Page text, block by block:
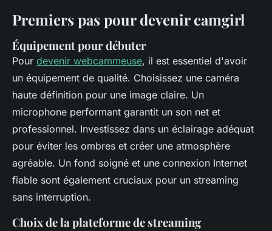
Premiers pas pour devenir camgirl
Équipement pour débuter
Pour devenir webcammeuse, il est essentiel d'avoir
un équipement de qualité. Choisissez une caméra
haute définition pour une image claire. Un
microphone performant garantit un son net et
professionnel. Investissez dans un éclairage adéquat
pour éviter les ombres et créer une atmosphère
agréable. Un fond soigné et une connexion Internet
fiable sont également cruciaux pour un streaming
sans interruption.
Choix de la plateforme de streaming